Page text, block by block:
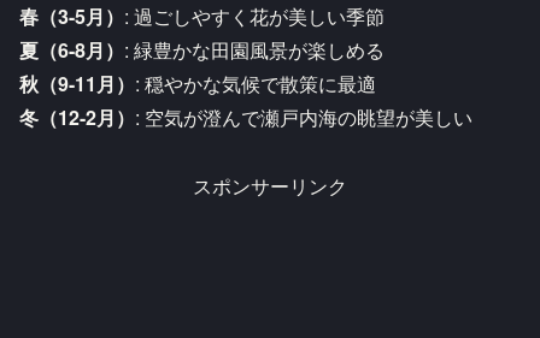
春（3-5月） : 過ごしやすく花が美しい季節
夏（6-8月） : 緑豊かな田園風景が楽しめる
秋（9-11月） : 穏やかな気候で散策に最適
冬（12-2月） : 空気が澄んで瀬戸内海の眺望が美しい
スポンサーリンク